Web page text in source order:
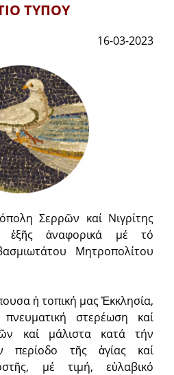
ΤΥΠΟΥ
16-03-2023
Σερρῶν καί Νιγρίτης
ἑξῆς ἀναφορικά μέ τό
Μητροπολίτου
ἡ τοπική μας Ἐκκλησία,
στερέωση καί
καί μάλιστα κατά τήν
περίοδο τῆς ἁγίας καί
μέ τιμή, εὐλαβικό